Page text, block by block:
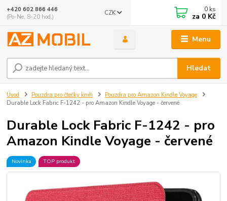
Menu
CZK
Hledat
+420 602 866 446
(Po-Ne, 8-20 hod.)
0 ks
za 0 Kč
Úvod Pouzdra pro čtečky knih
Pouzdra pro Amazon Kindle Voyage
Durable Lock Fabric F-1242 - pro Amazon Kindle Voyage - červené
Durable Lock Fabric F-1242 - pro
Amazon Kindle Voyage - červené
Novinka TOP produkt